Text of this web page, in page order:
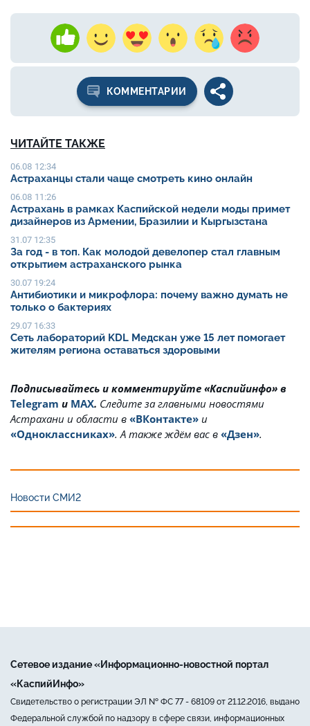
КОММЕНТАРИИ
ЧИТАЙТЕ ТАКЖЕ
06.08 12:34
Астраханцы стали чаще смотреть кино онлайн
06.08 11:26
Астрахань в рамках Каспийской недели моды примет
дизайнеров из Армении, Бразилии и Кыргызстана
31.07 12:35
За год - в топ. Как молодой девелопер стал главным
открытием астраханского рынка
30.07 19:24
Антибиотики и микрофлора: почему важно думать не
только о бактериях
29.07 16:33
Сеть лабораторий KDL Медскан уже 15 лет помогает
жителям региона оставаться здоровыми
Подписывайтесь и комментируйте «Каспийинфо» в
Telegram и MAX. Cледите за главными новостями
Астрахани и области в «ВКонтакте» и
«Одноклассниках». А также ждём вас в «Дзен».
Новости СМИ2
Сетевое издание «Информационно-новостной портал
«КаспийИнфо»
Свидетельство о регистрации ЭЛ № ФС 77 - 68109 от 21.12.2016, выдано
Федеральной службой по надзору в сфере связи, информационных